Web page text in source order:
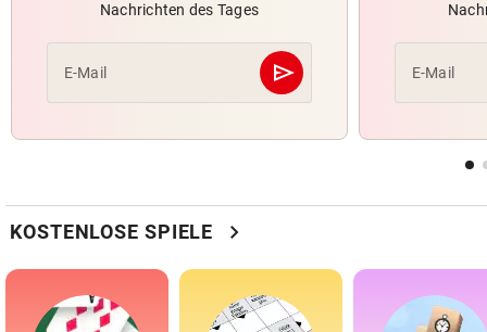
Nachrichten des Tages
E-Mail send
Abschicken E-Mail
KOSTENLOSE SPIELE chevron_right